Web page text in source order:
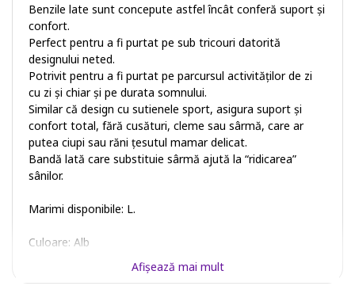
Benzile late sunt concepute astfel încât conferă suport și
confort.
Perfect pentru a fi purtat pe sub tricouri datorită
designului neted.
Potrivit pentru a fi purtat pe parcursul activităților de zi
cu zi și chiar și pe durata somnului.
Similar că design cu sutienele sport, asigura suport și
confort total, fără cusături, cleme sau sârmă, care ar
putea ciupi sau răni țesutul mamar delicat.
Bandă lată care substituie sârmă ajută la “ridicarea”
sânilor.
Marimi disponibile: L.
Culoare: Alb
Afişează mai mult